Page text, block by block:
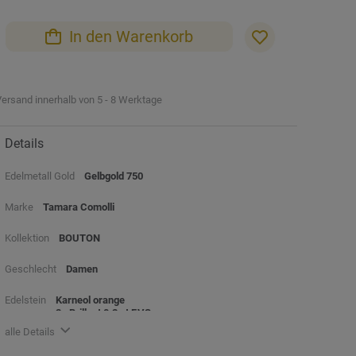
In den Warenkorb
innerhalb von 5 - 8 Werktage
Details
Edelmetall Gold Gelbgold 750
Marke Tamara Comolli
Kollektion BOUTON
Geschlecht Damen
Edelstein
Karneol orange
2x Brillant 0.2 ct F,VS
alle Details